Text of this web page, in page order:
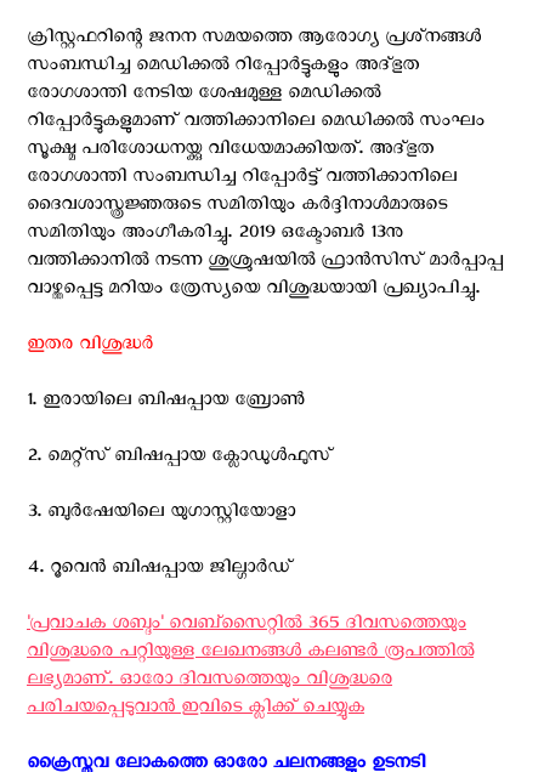
ക്രിസ്റ്റഫറിന്റെ ജനന സമയത്തെ ആരോഗ്യ പ്രശ്‌നങ്ങള്‍
സംബന്ധിച്ച മെഡിക്കല്‍ റിപ്പോര്‍ട്ടുകളും അദ്ഭുത
രോഗശാന്തി നേടിയ ശേഷമുള്ള മെഡിക്കല്‍
റിപ്പോര്‍ട്ടുകളുമാണ് വത്തിക്കാനിലെ മെഡിക്കല്‍ സംഘം
സൂക്ഷ്മ പരിശോധനയ്ക്കു വിധേയമാക്കിയത്. അദ്ഭുത
രോഗശാന്തി സംബന്ധിച്ച റിപ്പോര്‍ട്ട് വത്തിക്കാനിലെ
ദൈവശാസ്ത്രജ്ഞരുടെ സമിതിയും കര്‍ദ്ദിനാള്‍മാരുടെ
സമിതിയും അംഗീകരിച്ചു. 2019 ഒക്ടോബര്‍ 13നു
വത്തിക്കാനിൽ നടന്ന ശുശ്രുഷയിൽ ഫ്രാൻസിസ് മാർപ്പാപ്പ
വാഴ്ത്തപ്പെട്ട മറിയം ത്രേസ്യയെ വിശുദ്ധയായി പ്രഖ്യാപിച്ചു.
ഇതര വിശുദ്ധര്‍
1. ഇരായിലെ ബിഷപ്പായ ബ്രോണ്‍
2. മെറ്റ്സ് ബിഷപ്പായ ക്ലോഡുള്‍ഫുസ്
3. ബുര്‍ഷേയിലെ യുഗാസ്റ്റിയോളാ
4. റൂവെന്‍ ബിഷപ്പായ ജില്ഗാര്‍ഡ്
'പ്രവാചക ശബ്ദം' വെബ്സൈറ്റില്‍ 365 ദിവസത്തെയും
വിശുദ്ധരെ പറ്റിയുള്ള ലേഖനങ്ങള്‍ കലണ്ടര്‍ രൂപത്തില്‍
ലഭ്യമാണ്. ഓരോ ദിവസത്തെയും വിശുദ്ധരെ
പരിചയപ്പെടുവാന്‍ ഇവിടെ ക്ലിക്ക് ചെയ്യുക
ക്രൈസ്തവ ലോകത്തെ ഓരോ ചലനങ്ങളും ഉടനടി